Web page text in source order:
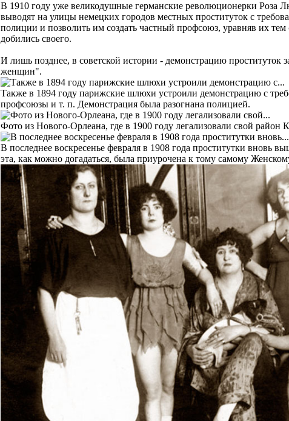
В 1910 году уже великодушные германские революционерки Роза
выводят на улицы немецких городов местных проституток с
полиции и позволить им создать частный профсоюз, уравняв их
добились своего.
И лишь позднее, в советской истории - демонстрацию проституток
женщин".
Также в 1894 году парижские шлюхи устроили демонстрацию с
профсоюзы и т. п. Демонстрация была разогнана полицией.
Фото из Нового-Орлеана, где в 1900 году легализовали свой район
В последнее воскресенье февраля в 1908 года проститутки
эта, как можно догадаться, была приурочена к тому самому